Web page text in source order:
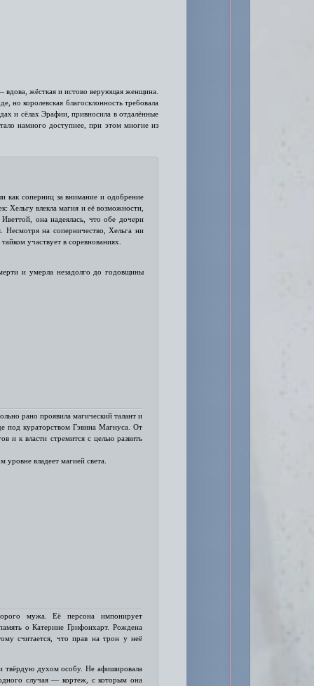
вдова, жёсткая и истово верующая женщина.
но королевская благосклонность требовала
и сёлах Эрафии, привносила в отдалённые
намного доступнее, при этом многие из
как соперниц за внимание и одобрение
Хельгу влекла магия и её возможности,
она надеялась, что обе дочери
на соперничество, Хельга ни
участвует в соревнованиях.
и умерла незадолго до годовщины
рано проявила магический талант и
под кураторством Гэвина Магнуса. От
и к власти стремится с целью развить
владеет магией света.
мужа. Её персона импонирует
о Катерине Грифонхарт. Рождена
считается, что прав на трон у неё
твёрдую духом особу. Не афишировала
случая — кортеж, с которым она